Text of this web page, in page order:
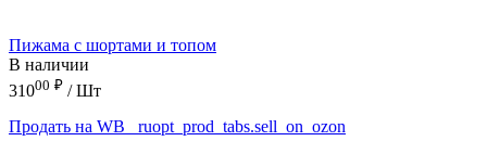
Пижама с шортами и топом
В наличии
31000 ₽ / Шт
Продать на WB
_ruopt_prod_tabs.sell_on_ozon